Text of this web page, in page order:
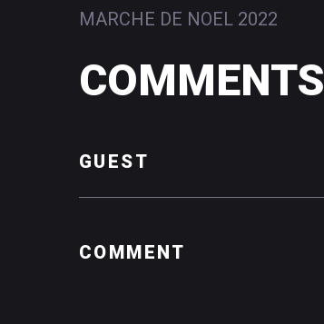
MARCHE DE NOEL 2022
COMMENTS